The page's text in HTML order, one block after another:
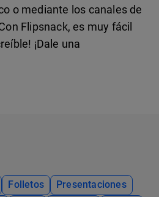
o mediante los canales de
Flipsnack, es muy fácil
¡Dale una
Folletos
Presentaciones